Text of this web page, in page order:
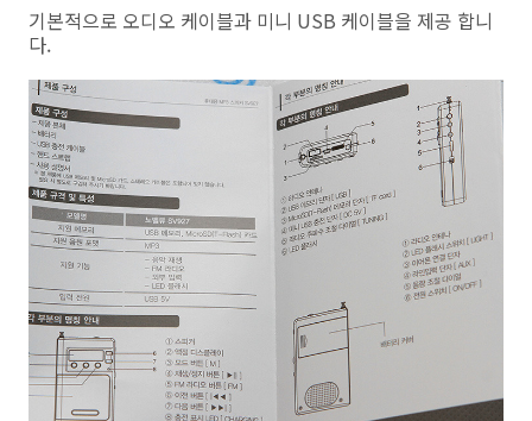
기본적으로 오디오 케이블과 미니 USB 케이블을 제공 합니
다.